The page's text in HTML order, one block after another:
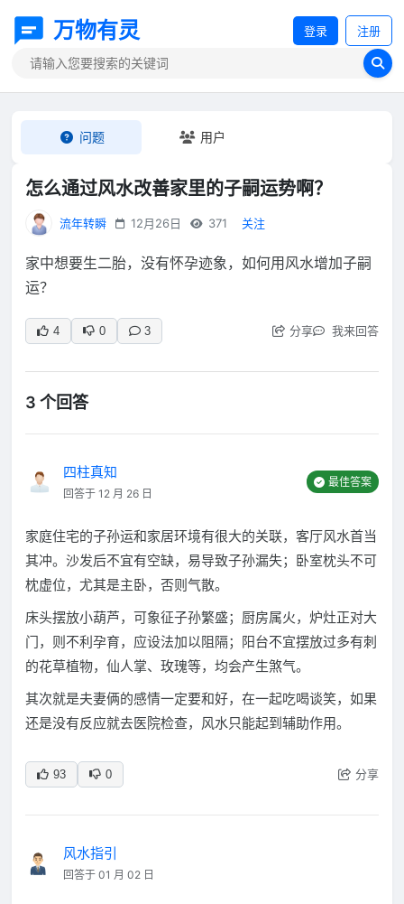
万物有灵 登录 注册
问题 用户
怎么通过风水改善家里的子嗣运势啊？
流年转瞬 12月26日 371 关注
家中想要生二胎，没有怀孕迹象，如何用风水增加子嗣
运？
4 0 3 分享 我来回答
3 个回答
四柱真知
回答于 12 月 26 日
最佳答案
家庭住宅的子孙运和家居环境有很大的关联，客厅风水首当
其冲。沙发后不宜有空缺，易导致子孙漏失；卧室枕头不可
枕虚位，尤其是主卧，否则气散。
床头摆放小葫芦，可象征子孙繁盛；厨房属火，炉灶正对大
门，则不利孕育，应设法加以阻隔；阳台不宜摆放过多有刺
的花草植物，仙人掌、玫瑰等，均会产生煞气。
其次就是夫妻俩的感情一定要和好，在一起吃喝谈笑，如果
还是没有反应就去医院检查，风水只能起到辅助作用。
93 0 分享
风水指引
回答于 01 月 02 日